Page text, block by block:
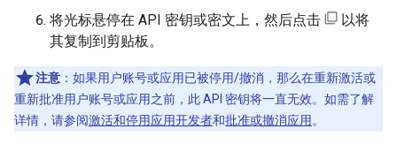
将光标悬停在 API 密钥或密文上，然后点击
以将
其复制到剪贴板。
注意 ：如果用户账号或应用已被停用/撤消，那么在重新激活或
重新批准用户账号或应用之前，此 API 密钥将一直无效。如需了解
详情，请参阅激活和停用应用开发者和批准或撤消应用 。